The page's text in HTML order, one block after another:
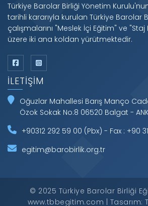
Türkiye Barolar Birliği Yönetim
tarihli kararıyla kurulan Türkiye Barolar
çalışmalarını "Meslek İçi Eğitim" ve
üzere iki ana koldan yürütmektedir.
İLETIŞIM
Oğuzlar Mahallesi Barış Manço
Özok Sokak No:8 06520 Balgat -
+90312 292 59 00 (Pbx) - Fax : +90
egitim@barobirlik.org.tr
© 2025 Türkiye Barolar Birliği
www.tbbegitim.com | Tasarım: